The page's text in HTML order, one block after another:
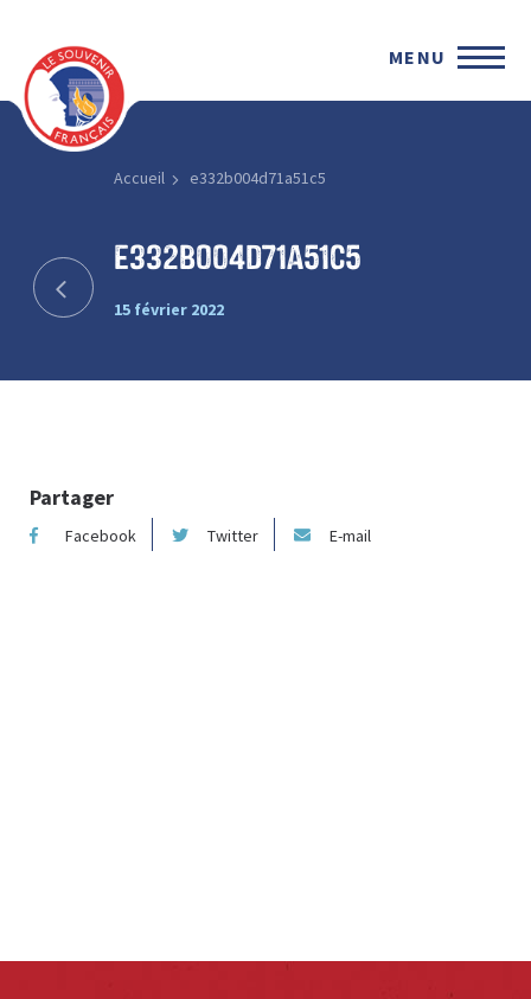
MENU
Accueil e332b004d71a51c5
e332b004d71a51c5
15 février 2022
Partager
Facebook Twitter E-mail